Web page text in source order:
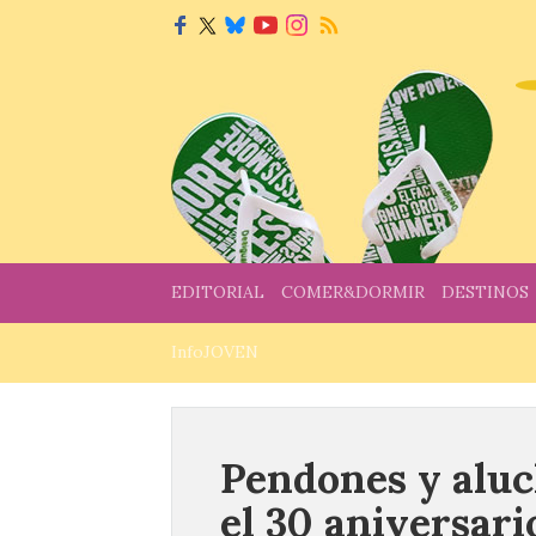
EDITORIAL COMER&DORMIR DESTINOS
InfoJOVEN
Pendones y
el 30